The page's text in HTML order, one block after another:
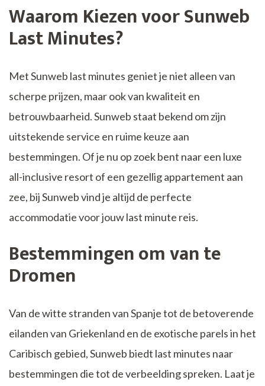
Waarom Kiezen voor Sunweb
Last Minutes?
Met Sunweb last minutes geniet je niet alleen van
scherpe prijzen, maar ook van kwaliteit en
betrouwbaarheid. Sunweb staat bekend om zijn
uitstekende service en ruime keuze aan
bestemmingen. Of je nu op zoek bent naar een luxe
all-inclusive resort of een gezellig appartement aan
zee, bij Sunweb vind je altijd de perfecte
accommodatie voor jouw last minute reis.
Bestemmingen om van te
Dromen
Van de witte stranden van Spanje tot de betoverende
eilanden van Griekenland en de exotische parels in het
Caribisch gebied, Sunweb biedt last minutes naar
bestemmingen die tot de verbeelding spreken. Laat je